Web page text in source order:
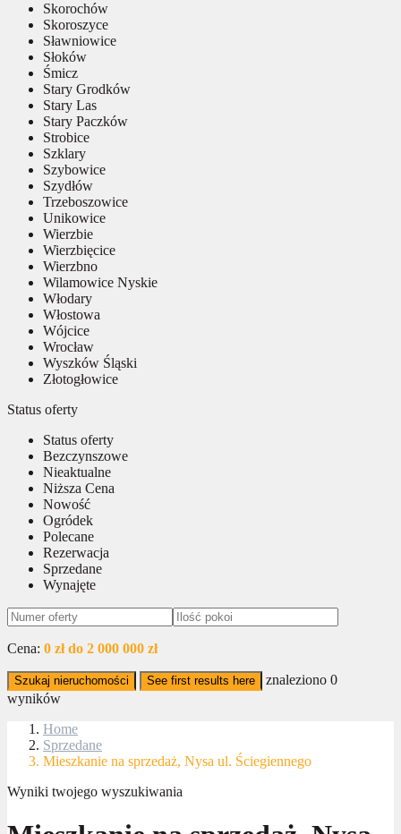
Skorochów
Skoroszyce
Sławniowice
Słoków
Śmicz
Stary Grodków
Stary Las
Stary Paczków
Strobice
Szklary
Szybowice
Szydłów
Trzeboszowice
Unikowice
Wierzbie
Wierzbięcice
Wierzbno
Wilamowice Nyskie
Włodary
Włostowa
Wójcice
Wrocław
Wyszków Śląski
Złotogłowice
Status oferty
Status oferty
Bezczynszowe
Nieaktualne
Niższa Cena
Nowość
Ogródek
Polecane
Rezerwacja
Sprzedane
Wynajęte
Cena: 0 zł do 2 000 000 zł
Szukaj nieruchomości See first results here znaleziono 0
wyników
Home
Sprzedane
Mieszkanie na sprzedaż, Nysa ul. Ściegiennego
Wyniki twojego wyszukiwania